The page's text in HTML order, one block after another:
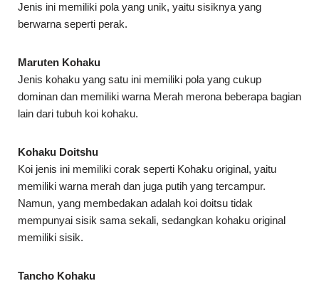
Jenis ini memiliki pola yang unik, yaitu sisiknya yang
berwarna seperti perak.
Maruten Kohaku
Jenis kohaku yang satu ini memiliki pola yang cukup
dominan dan memiliki warna Merah merona beberapa bagian
lain dari tubuh koi kohaku.
Kohaku Doitshu
Koi jenis ini memiliki corak seperti Kohaku original, yaitu
memiliki warna merah dan juga putih yang tercampur.
Namun, yang membedakan adalah koi doitsu tidak
mempunyai sisik sama sekali, sedangkan kohaku original
memiliki sisik.
Tancho Kohaku